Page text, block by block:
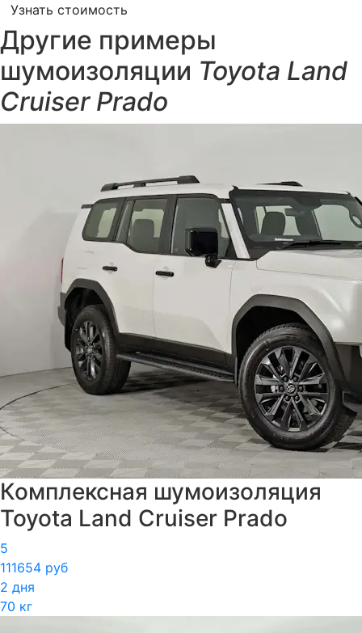
Узнать стоимость
Другие примеры
шумоизоляции Toyota Land
Cruiser Prado
Комплексная шумоизоляция
Toyota Land Cruiser Prado
5
111654 руб
2 дня
70 кг